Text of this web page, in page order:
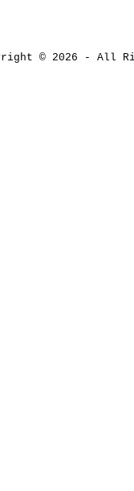
© 2026 - All